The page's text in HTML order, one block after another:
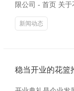
限公司 - 首页 关
新闻动态
稳当开业的花篮